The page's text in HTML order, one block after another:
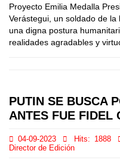
Proyecto Emilia Medalla
Verástegui, un soldado de
una digna postura
realidades agradables y
PUTIN SE BUSCA
ANTES FUE FIDEL
04-09-2023 Hits: 1888
Director de Edición